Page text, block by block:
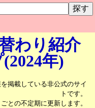
わり紹介
年)
掲載している非公式のサイ
トです。
との不定期に更新します。